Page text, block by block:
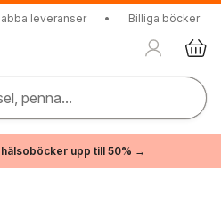
leveranser • Billiga böcker
penna...
hälsoböcker upp till 50% →